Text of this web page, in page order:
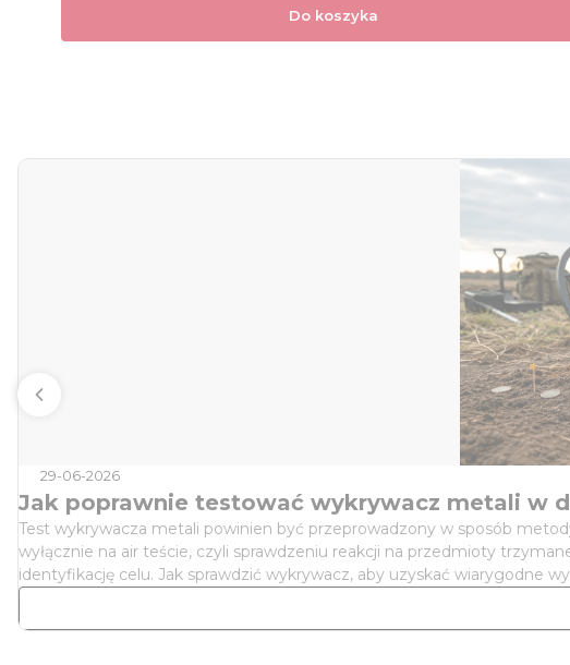
Do koszyka
29-06-2026
Jak poprawnie testować wykrywacz metali w
Test wykrywacza metali powinien być przeprowadzony w sposób
wyłącznie na air teście, czyli sprawdzeniu reakcji na przedmioty
identyfikację celu. Jak sprawdzić wykrywacz, aby uzyskać wiarygodne